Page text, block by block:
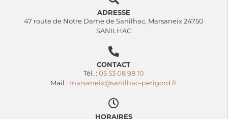
ADRESSE
47 route de Notre Dame de Sanilhac, Marsaneix 24750
SANILHAC
CONTACT
Tél. : 05 53 08 98 10
Mail : marsaneix@sanilhac-perigord.fr
HORAIRES